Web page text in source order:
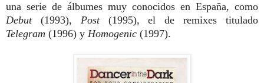
una serie de álbumes muy conocidos en España, como
Debut (1993), Post(1995), el de remixes titulado
Telegram (1996) y Homogenic (1997).